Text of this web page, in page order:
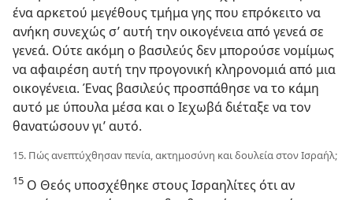
ένα αρκετού μεγέθους τμήμα γης που επρόκειτο να
ανήκη συνεχώς σ’ αυτή την οικογένεια από γενεά σε
γενεά. Ούτε ακόμη ο βασιλεύς δεν μπορούσε νομίμως
να αφαιρέση αυτή την προγονική κληρονομιά από μια
οικογένεια. Ένας βασιλεύς προσπάθησε να το κάμη
αυτό με ύπουλα μέσα και ο Ιεχωβά διέταξε να τον
θανατώσουν γι’ αυτό.
15. Πώς ανεπτύχθησαν πενία, ακτημοσύνη και δουλεία στον Ισραήλ;
15 Ο Θεός υποσχέθηκε στους Ισραηλίτες ότι αν